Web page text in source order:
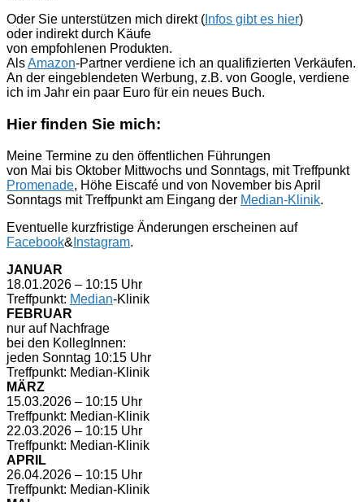
Oder Sie unterstützen mich direkt ( Infos gibt es hier)
oder indirekt durch Käufe
von empfohlenen Produkten.
AlsAmazon-Partner verdiene ich an qualifizierten Verkäufen.
An der eingeblendeten Werbung, z.B. von Google, verdiene
ich im Jahr ein paar Euro für ein neues Buch.
Hier finden Sie mich:
Meine Termine zu den öffentlichen Führungen
von Mai bis Oktober Mittwochs und Sonntags, mit Treffpunkt
Promenade, Höhe Eiscafé und von November bis April
Sonntags mit Treffpunkt am Eingang der Median-Klinik.
Eventuelle kurzfristige Änderungen erscheinen auf
Facebook& Instagram.
JANUAR
18.01.2026 – 10:15 Uhr
Treffpunkt: Median-Klinik
FEBRUAR
nur auf Nachfrage
bei den KollegInnen:
jeden Sonntag 10:15 Uhr
Treffpunkt: Median-Klinik
MÄRZ
15.03.2026 – 10:15 Uhr
Treffpunkt: Median-Klinik
22.03.2026 – 10:15 Uhr
Treffpunkt: Median-Klinik
APRIL
26.04.2026 – 10:15 Uhr
Treffpunkt: Median-Klinik